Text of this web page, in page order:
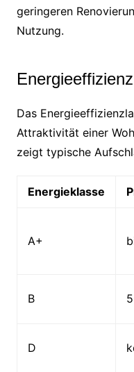
geringeren
Nutzung.
Das
Attraktivität einer
zeigt typische
Energieklasse
A+
B
D